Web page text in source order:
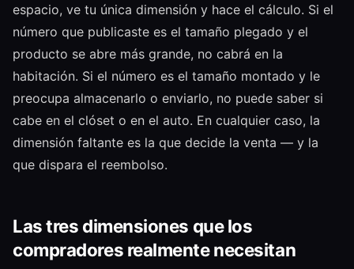
espacio, ve tu única dimensión y hace el cálculo. Si el
número que publicaste es el tamaño plegado y el
producto se abre más grande, no cabrá en la
habitación. Si el número es el tamaño montado y le
preocupa almacenarlo o enviarlo, no puede saber si
cabe en el clóset o en el auto. En cualquier caso, la
dimensión faltante es la que decide la venta — y la
que dispara el reembolso.
Las tres dimensiones que los
compradores realmente necesitan